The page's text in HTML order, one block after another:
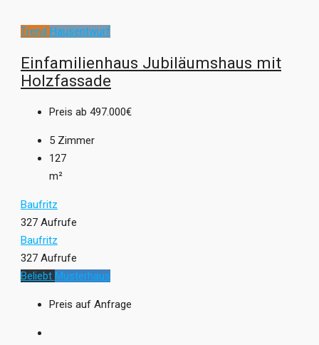
Trend Hausentwurf
Einfamilienhaus Jubiläumshaus mit
Holzfassade
Preis ab 497.000€
5 Zimmer
127
m²
Baufritz
327 Aufrufe
Baufritz
327 Aufrufe
Beliebt Musterhaus
Preis auf Anfrage